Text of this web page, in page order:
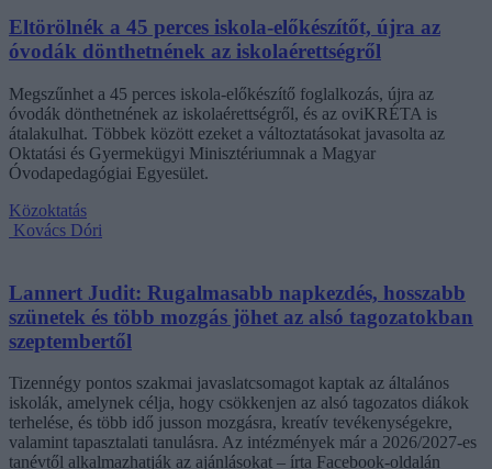
Eltörölnék a 45 perces iskola-előkészítőt, újra az
óvodák dönthetnének az iskolaérettségről
Megszűnhet a 45 perces iskola-előkészítő foglalkozás, újra az
óvodák dönthetnének az iskolaérettségről, és az oviKRÉTA is
átalakulhat. Többek között ezeket a változtatásokat javasolta az
Oktatási és Gyermekügyi Minisztériumnak a Magyar
Óvodapedagógiai Egyesület.
Közoktatás
Kovács Dóri
Lannert Judit: Rugalmasabb napkezdés, hosszabb
szünetek és több mozgás jöhet az alsó tagozatokban
szeptembertől
Tizennégy pontos szakmai javaslatcsomagot kaptak az általános
iskolák, amelynek célja, hogy csökkenjen az alsó tagozatos diákok
terhelése, és több idő jusson mozgásra, kreatív tevékenységekre,
valamint tapasztalati tanulásra. Az intézmények már a 2026/2027-es
tanévtől alkalmazhatják az ajánlásokat – írta Facebook-oldalán